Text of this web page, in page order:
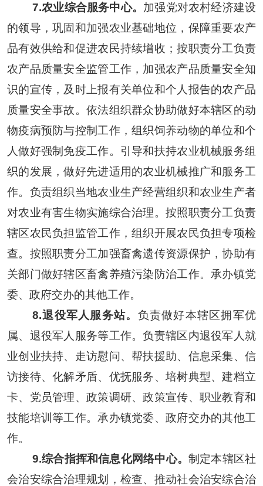
7.农业综合服务中心。 加强党对农村经济建设
的领导，巩固和加强农业基础地位，保障重要农产
品有效供给和促进农民持续增收；按职责分工负责
农产品质量安全监管工作，加强农产品质量安全知
识的宣传，及时上报有关单位和个人报告的农产品
质量安全事故。依法组织群众协助做好本辖区的动
物疫病预防与控制工作，组织饲养动物的单位和个
人做好强制免疫工作。引导和扶持农业机械服务组
织的发展，做好先进适用的农业机械推广和服务工
作。负责组织当地农业生产经营组织和农业生产者
对农业有害生物实施综合治理。按照职责分工负责
辖区农民负担监管工作，组织开展农民负担专项检
查。按照职责分工加强畜禽遗传资源保护，协助有
关部门做好辖区畜禽养殖污染防治工作。承办镇党
委、政府交办的其他工作。
8.退役军人服务站。 负责做好本辖区拥军优
属、退役军人服务等工作。负责辖区内退役军人就
业创业扶持、走访慰问、帮扶援助、信息采集、信
访接待、化解矛盾、优抚服务、培树典型、建档立
卡、党员管理、政策调研、政策宣传、职业教育和
技能培训等工作。承办镇党委、政府交办的其他工
作。
9.综合指挥和信息化网络中心。 制定本辖区社
会治安综合治理规划，检查、推动社会治安综合治